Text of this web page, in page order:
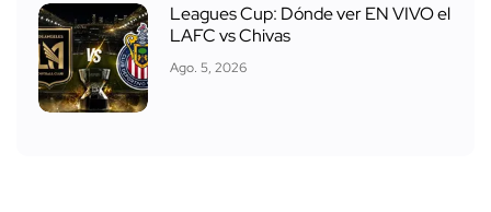
Leagues Cup: Dónde ver EN VIVO el
LAFC vs Chivas
Ago. 5, 2026